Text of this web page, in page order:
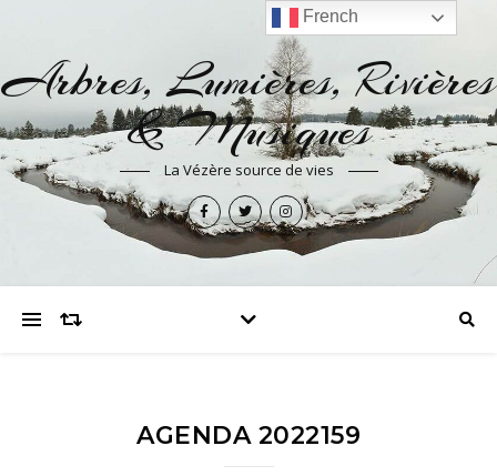
Arbres, Lumières, Rivières
& Musiques
La Vézère source de vies
AGENDA 2022159
French